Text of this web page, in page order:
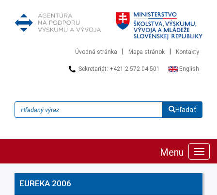
Úvodná stránka Mapa stránok Kontakty
Sekretariát: +421 2 572 04 501 English
Hľadať
Menu
EUREKA 2006